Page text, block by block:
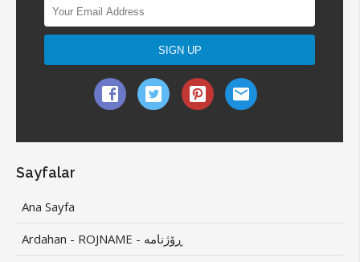
Sayfalar
Ana Sayfa
Ardahan - ROJNAME - ڕۆژنامە